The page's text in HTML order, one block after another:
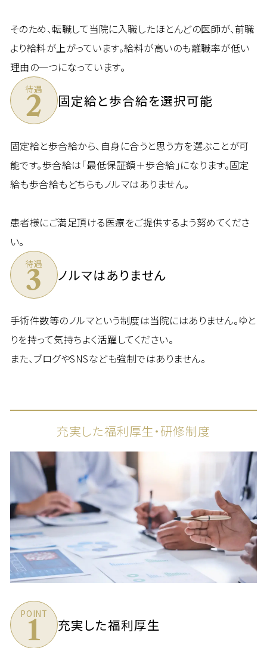
そのため、転職して当院に入職したほとんどの医師が、前職
より給料が上がっています。給料が高いのも離職率が低い
理由の一つになっています。
待遇
2 固定給と歩合給を選択可能
固定給と歩合給から、自身に合うと思う方を選ぶことが可
能です。歩合給は「最低保証額＋歩合給」になります。固定
給も歩合給もどちらもノルマはありません。
患者様にご満足頂ける医療をご提供するよう努めてくださ
い。
待遇
3 ノルマはありません
手術件数等のノルマという制度は当院にはありません。ゆと
りを持って気持ちよく活躍してください。
また、ブログやSNSなども強制ではありません。
充実した福利厚生・研修制度
POINT
1 充実した福利厚生